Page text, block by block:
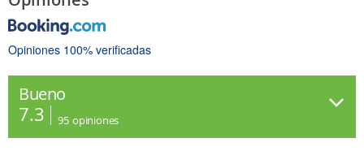
Opiniones 100% verificadas
Bueno
7.3 95 opiniones